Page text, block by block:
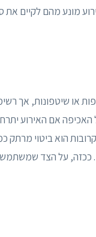
מונע מהם לקיים את
או שיטפונות, אך
האכיפה אם האירוע
הוא ביטוי מרתק
ככזה, על הצד שמשתמש